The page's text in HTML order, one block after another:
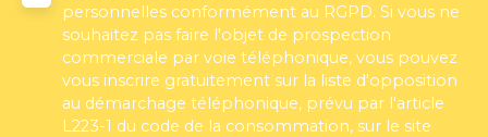
personnelles conformément au RGPD. Si vous ne
souhaitez pas faire l'objet de prospection
commerciale par voie téléphonique, vous pouvez
vous inscrire gratuitement sur la liste d'opposition
au démarchage téléphonique, prévu par l'article
L223-1 du code de la consommation, sur le site